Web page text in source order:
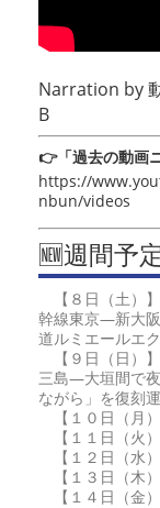
Narration by
B
👉「過去の動画
https://
nbun/videos
🆕週間予
【８日（土）
幹線東京―新大
道ルミエールエ
【９日（日）
三島―大垣間で
ながら」を復刻
【１０日（月）
【１１日（火
【１２日（水）
【１３日（木）
【１４日（金）